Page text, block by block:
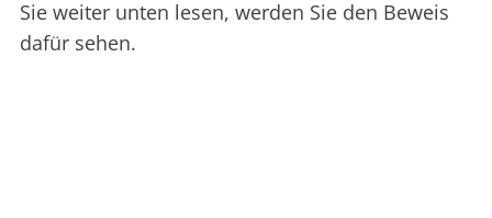
Sie weiter unten lesen, werden Sie den Beweis
dafür sehen.